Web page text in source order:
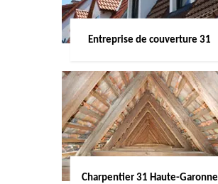
Entreprise de couverture 31
Charpentier 31 Haute-Garonne